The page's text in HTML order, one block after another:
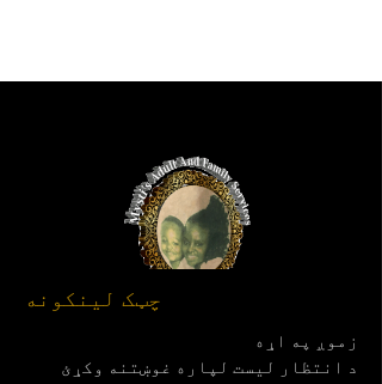
چټک لینکونه
زموږ په اړه
د انتظار لیست لپاره غوښتنه وکړئ